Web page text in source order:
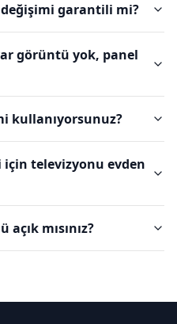
değişimi garantili mi?
görüntü yok, panel
kullanıyorsunuz?
için televizyonu evden
mısınız?